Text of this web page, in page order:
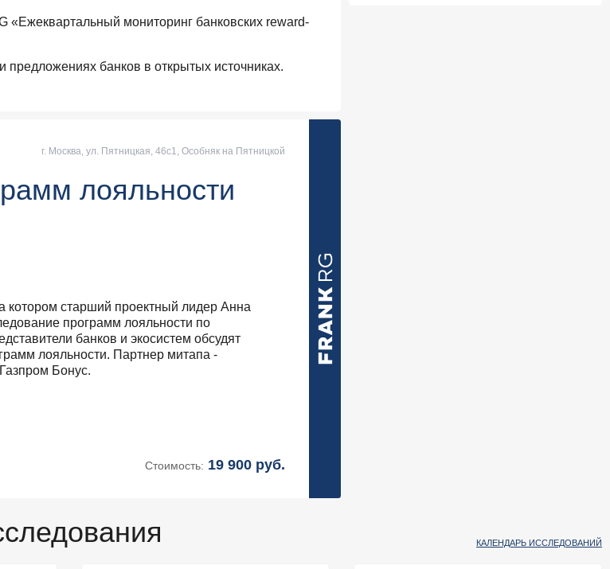
«Ежеквартальный мониторинг банковских reward-
банков в открытых источниках.
г. Москва, ул. Пятницкая, 46с1, Особняк на Пятницкой
лояльности
котором старший проектный лидер Анна
программ лояльности по
банков и экосистем обсудят
лояльности. Партнер митапа -
Бонус.
Стоимость: 19 900 руб.
КАЛЕНДАРЬ ИССЛЕДОВАНИЙ